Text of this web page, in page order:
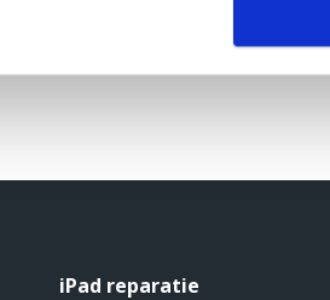
iPad reparatie